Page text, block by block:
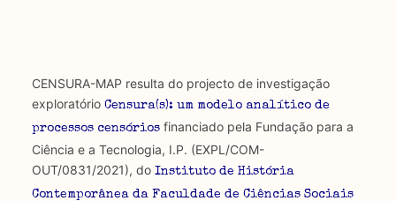
Os resultados obtidos podem ser exportados em formato
.csv para importação em programas de folha de cálculo
CENSURA-MAP resulta do projecto de investigação
exploratório Censura(s): um modelo analítico de
processos censóriosfinanciado pela Fundação para a
Ciência e a Tecnologia, I.P. (EXPL/COM-
OUT/0831/2021), do Instituto de História
Contemporânea da Faculdade de Ciências Sociais